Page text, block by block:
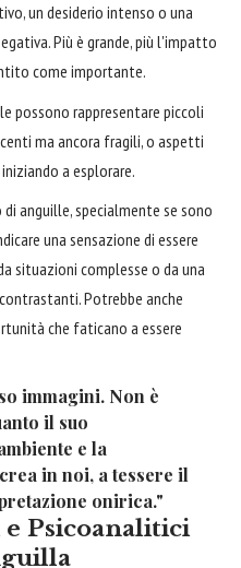
un desiderio intenso o una
Più è grande, più l'impatto
come importante.
possono rappresentare piccoli
ma ancora fragili, o aspetti
a esplorare.
di anguille, specialmente se sono
una sensazione di essere
situazioni complesse o da una
Potrebbe anche
che faticano a essere
immagini. Non è
il suo
e la
in noi, a tessere il
onirica."
Psicoanalitici